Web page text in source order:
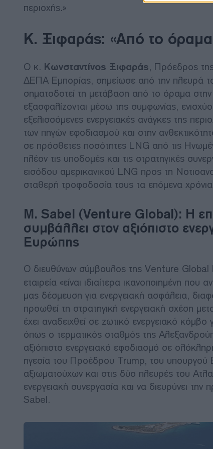
περιοχής.»
Κ. Ξιφαράς: «Από το
Ο κ. Κωνσταντίνος Ξιφαράς, Πρόεδρος
ΔΕΠΑ Εμπορίας, σημείωσε από την πλευρά
σηματοδοτεί τη μετάβαση από το όραμα
εξασφαλίζονται μέσω της συμφωνίας,
εξελισσόμενες ενεργειακές ανάγκες της
των πηγών εφοδιασμού και στην
σε πρόσθετες ποσότητες LNG από τις
πλέον τις υποδομές και τις στρατηγικές
εισόδου αμερικανικού LNG προς τη
σταθερή τροφοδοσία τους τα επόμενα
Μ. Sabel (Venture Global): Η
συμβάλλει στον αξιόπιστο
Ευρώπης
Ο διευθύνων σύμβουλος της Venture Global
εταιρεία «είναι ιδιαίτερα ικανοποιημένη
μας δέσμευση για ενεργειακή ασφάλεια,
προωθεί τη στρατηγική ενεργειακή σχέση
έχει αναδειχθεί σε ζωτικό ενεργειακό
όπως ο τερματικός σταθμός της
αξιόπιστο ενεργειακό εφοδιασμό σε
ηγεσία του Προέδρου Trump, του
αξιωματούχων και στις δύο πλευρές του
ενεργειακή συνεργασία και να διευρύνει
Sabel.